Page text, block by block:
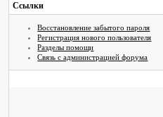
Ссылки
Восстановление забытого пароля
Регистрация нового пользователя
Разделы помощи
Связь с администрацией форума